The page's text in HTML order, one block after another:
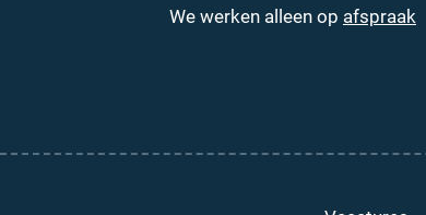
We werken alleen op afspraak